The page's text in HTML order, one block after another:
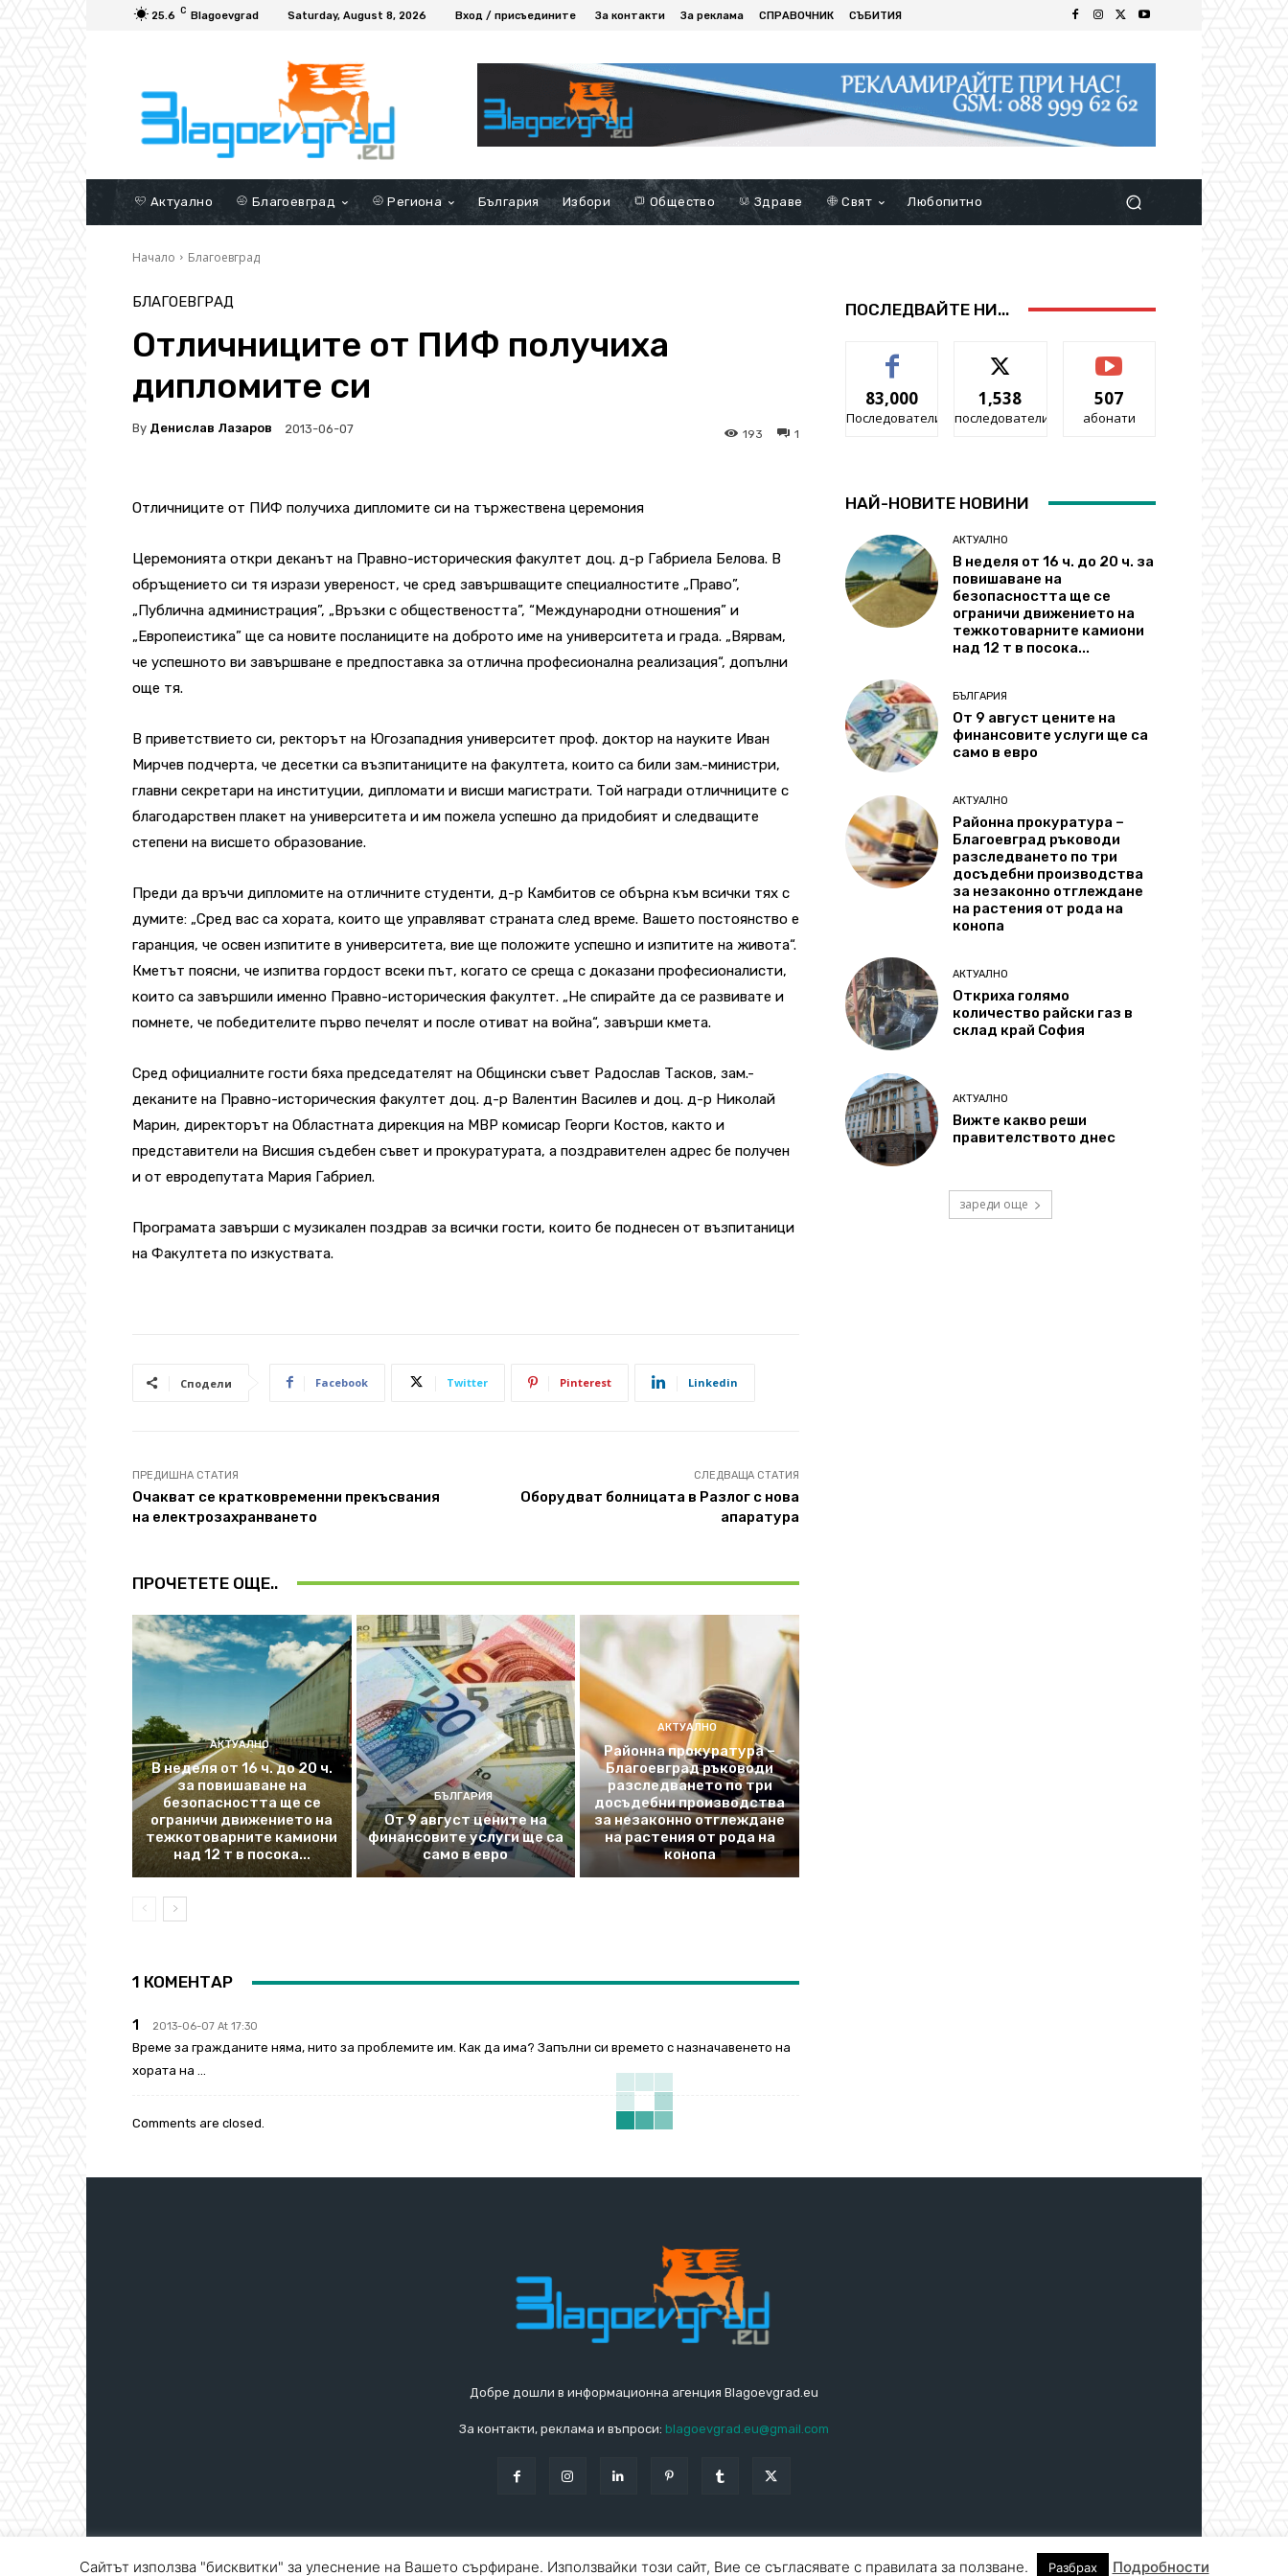
25.6 C Blagoevgrad Saturday, August 8, 2026 Вход / присъедините За контакти За реклама СПРАВОЧНИК СЪБИТИЯ
Актуално Благоевград Региона България Избори Общество Здраве Свят Любопитно
Начало Благоевград
БЛАГОЕВГРАД
Отличниците от ПИФ получиха
дипломите си
By Денислав Лазаров 2013-06-07 1
193
Отличниците от ПИФ получиха дипломите си на тържествена церемония
Церемонията откри деканът на Правно-историческия факултет доц. д-р Габриела Белова. В
обръщението си тя изрази увереност, че сред завършващите специалностите „Право”,
„Публична администрация”, „Връзки с обществеността”, “Международни отношения” и
„Европеистика” ще са новите посланиците на доброто име на университета и града. „Вярвам,
че успешното ви завършване е предпоставка за отлична професионална реализация“, допълни
още тя.
В приветствието си, ректорът на Югозападния университет проф. доктор на науките Иван
Мирчев подчерта, че десетки са възпитаниците на факултета, които са били зам.-министри,
главни секретари на институции, дипломати и висши магистрати. Той награди отличниците с
благодарствен плакет на университета и им пожела успешно да придобият и следващите
степени на висшето образование.
Преди да връчи дипломите на отличните студенти, д-р Камбитов се обърна към всички тях с
думите: „Сред вас са хората, които ще управляват страната след време. Вашето постоянство е
гаранция, че освен изпитите в университета, вие ще положите успешно и изпитите на живота“.
Кметът поясни, че изпитва гордост всеки път, когато се среща с доказани професионалисти,
които са завършили именно Правно-историческия факултет. „Не спирайте да се развивате и
помнете, че победителите първо печелят и после отиват на война“, завърши кмета.
Сред официалните гости бяха председателят на Общински съвет Радослав Тасков, зам.-
деканите на Правно-историческия факултет доц. д-р Валентин Василев и доц. д-р Николай
Марин, директорът на Областната дирекция на МВР комисар Георги Костов, както и
представители на Висшия съдебен съвет и прокуратурата, а поздравителен адрес бе получен
и от евродепутата Мария Габриел.
Програмата завърши с музикален поздрав за всички гости, които бе поднесен от възпитаници
на Факултета по изкуствата.
Сподели Facebook Twitter Pinterest Linkedin
ПРЕДИШНА СТАТИЯ
Очакват се кратковременни прекъсвания
на електрозахранването
СЛЕДВАЩА СТАТИЯ
Оборудват болницата в Разлог с нова
апаратура
ПРОЧЕТЕТЕ ОЩЕ..
АКТУАЛНО
В неделя от 16 ч. до 20 ч.
за повишаване на
безопасността ще се
ограничи движението на
тежкотоварните камиони
над 12 т в посока...
БЪЛГАРИЯ
От 9 август цените на
финансовите услуги ще са
само в евро
АКТУАЛНО
Районна прокуратура –
Благоевград ръководи
разследването по три
досъдебни производства
за незаконно отглеждане
на растения от рода на
конопа
1 КОМЕНТАР
1 2013-06-07 At 17:30
Време за гражданите няма, нито за проблемите им. Как да има? Запълни си времето с назначавенето на
хората на …
Comments are closed.
ПОСЛЕДВАЙТЕ НИ...
83,000
Последователи
1,538
последователи
507
абонати
НАЙ-НОВИТЕ НОВИНИ
АКТУАЛНО
В неделя от 16 ч. до 20 ч. за
повишаване на
безопасността ще се
ограничи движението на
тежкотоварните камиони
над 12 т в посока...
БЪЛГАРИЯ
От 9 август цените на
финансовите услуги ще са
само в евро
АКТУАЛНО
Районна прокуратура –
Благоевград ръководи
разследването по три
досъдебни производства
за незаконно отглеждане
на растения от рода на
конопа
АКТУАЛНО
Откриха голямо
количество райски газ в
склад край София
АКТУАЛНО
Вижте какво реши
правителството днес
зареди още
Добре дошли в информационна агенция Blagoevgrad.eu
За контакти, реклама и въпроси: blagoevgrad.eu@gmail.com
Сайтът използва "бисквитки" за улеснение на Вашето сърфиране. Използвайки този сайт, Вие се съгласявате с правилата за ползване. Разбрах Подробности